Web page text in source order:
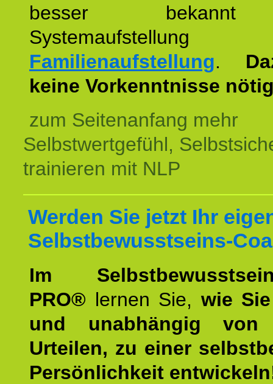
besser
Familienaufstellung.
keine Vorkenntnisse
zum Seitenanfang mehr
Selbstwertgefühl,
trainieren mit NLP
Werden Sie jetzt Ihr
Selbstbewusstseins-
Im
PRO® lernen Sie, wie
und unabhängig von
Urteilen, zu einer
Persönlichkeit